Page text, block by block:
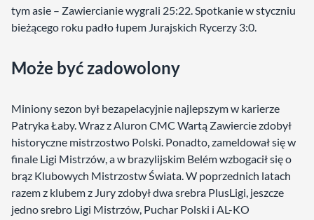
tym asie – Zawiercianie wygrali 25:22. Spotkanie w styczniu
bieżącego roku padło łupem Jurajskich Rycerzy 3:0.
Może być zadowolony
Miniony sezon był bezapelacyjnie najlepszym w karierze
Patryka Łaby. Wraz z Aluron CMC Wartą Zawiercie zdobył
historyczne mistrzostwo Polski. Ponadto, zameldował się w
finale Ligi Mistrzów, a w brazylijskim Belém wzbogacił się o
brąz Klubowych Mistrzostw Świata. W poprzednich latach
razem z klubem z Jury zdobył dwa srebra PlusLigi, jeszcze
jedno srebro Ligi Mistrzów, Puchar Polski i AL-KO